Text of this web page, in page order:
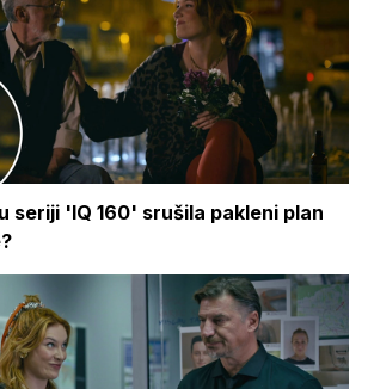
seriji 'IQ 160' srušila pakleni plan